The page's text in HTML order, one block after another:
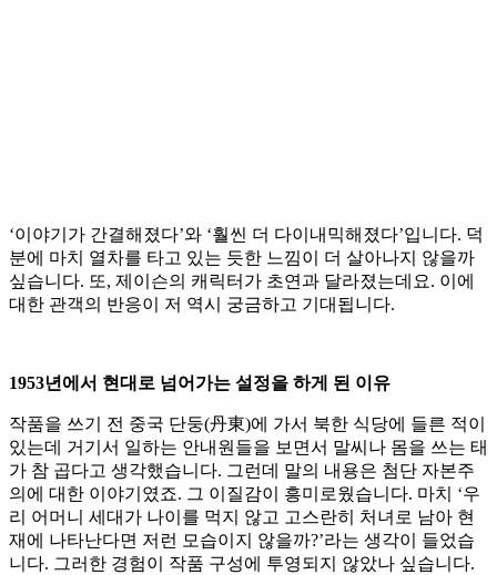
‘이야기가 간결해졌다’와 ‘훨씬 더 다이내믹해졌다’입니다. 덕
분에 마치 열차를 타고 있는 듯한 느낌이 더 살아나지 않을까
싶습니다. 또, 제이슨의 캐릭터가 초연과 달라졌는데요. 이에
대한 관객의 반응이 저 역시 궁금하고 기대됩니다.
1953년에서 현대로 넘어가는 설정을 하게 된 이유
작품을 쓰기 전 중국 단둥(丹東)에 가서 북한 식당에 들른 적이
있는데 거기서 일하는 안내원들을 보면서 말씨나 몸을 쓰는 태
가 참 곱다고 생각했습니다. 그런데 말의 내용은 첨단 자본주
의에 대한 이야기였죠. 그 이질감이 흥미로웠습니다. 마치 ‘우
리 어머니 세대가 나이를 먹지 않고 고스란히 처녀로 남아 현
재에 나타난다면 저런 모습이지 않을까?’라는 생각이 들었습
니다. 그러한 경험이 작품 구성에 투영되지 않았나 싶습니다.